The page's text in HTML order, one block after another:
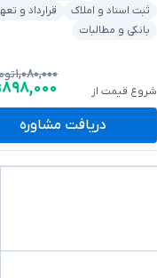
ثبت اسناد و املاک
قرارداد و
بانکی و مطالبات
شروع قیمت از
۱,۰۸۰,۰۰۰
۸۹۸,۰۰۰
دریافت مشاوره